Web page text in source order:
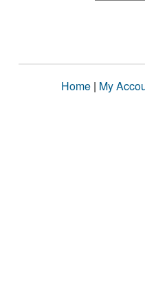
Home | My